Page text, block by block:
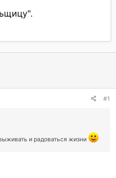
#1
и радоваться жизни